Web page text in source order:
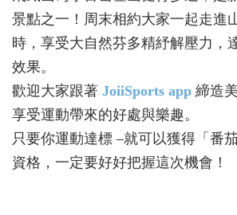
景點之一！周末相約大家一起走進
時，享受大自然芬多精紓解壓力，
效果。
歡迎大家跟著 JoiiSports app 締造
享受運動帶來的好處與樂趣。
只要你運動達標 –就可以獲得「番
資格，一定要好好把握這次機會！